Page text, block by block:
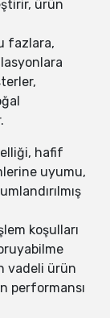
ürün
fazlara,
hafif
uyumu,
koşulları
vadeli ürün
performansı